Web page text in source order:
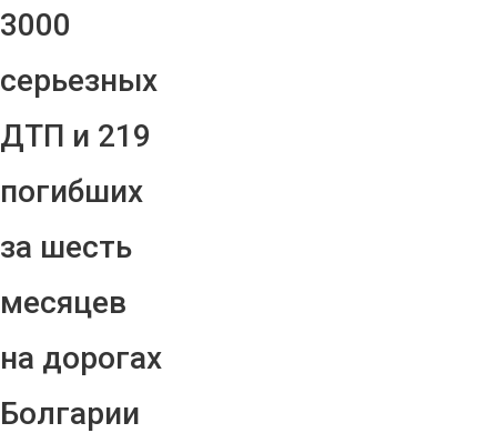
3000
серьезных
ДТП и 219
погибших
за шесть
месяцев
на дорогах
Болгарии